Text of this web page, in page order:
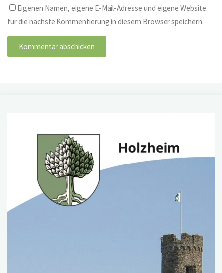
Eigenen Namen, eigene E-Mail-Adresse und eigene Website
für die nächste Kommentierung in diesem Browser speichern.